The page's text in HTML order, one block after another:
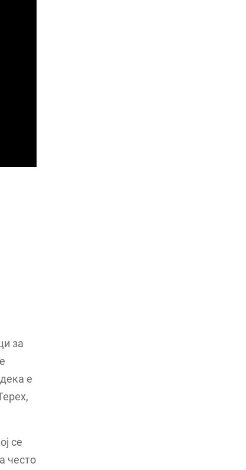
за
е
се
често